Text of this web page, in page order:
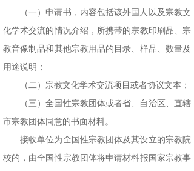
（一）申请书，内容包括该外国人以及宗教文
化学术交流的情况介绍，所携带的宗教印刷品、宗
教音像制品和其他宗教用品的目录、样品、数量及
用途说明；
（二）宗教文化学术交流项目或者协议文本；
（三）全国性宗教团体或者省、自治区、直辖
市宗教团体同意的书面材料。
接收单位为全国性宗教团体及其设立的宗教院
校的，由全国性宗教团体将申请材料报国家宗教事